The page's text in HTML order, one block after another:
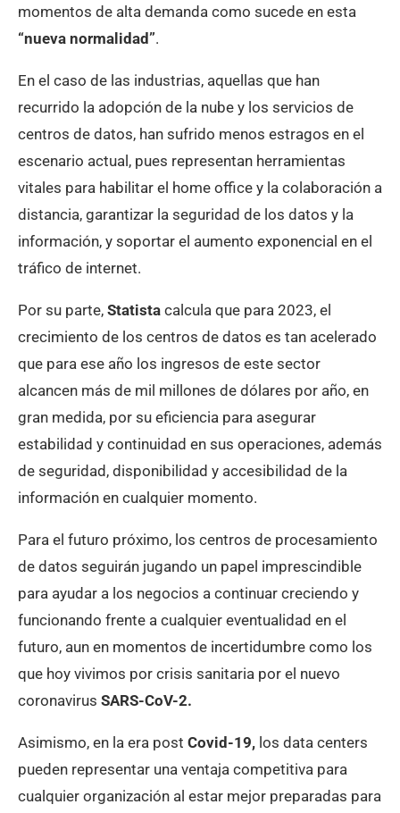
momentos de alta demanda como sucede en esta
“nueva normalidad”.
En el caso de las industrias, aquellas que han
recurrido la adopción de la nube y los servicios de
centros de datos, han sufrido menos estragos en el
escenario actual, pues representan herramientas
vitales para habilitar el home office y la colaboración a
distancia, garantizar la seguridad de los datos y la
información, y soportar el aumento exponencial en el
tráfico de internet.
Por su parte, Statista calcula que para 2023, el
crecimiento de los centros de datos es tan acelerado
que para ese año los ingresos de este sector
alcancen más de mil millones de dólares por año, en
gran medida, por su eficiencia para asegurar
estabilidad y continuidad en sus operaciones, además
de seguridad, disponibilidad y accesibilidad de la
información en cualquier momento.
Para el futuro próximo, los centros de procesamiento
de datos seguirán jugando un papel imprescindible
para ayudar a los negocios a continuar creciendo y
funcionando frente a cualquier eventualidad en el
futuro, aun en momentos de incertidumbre como los
que hoy vivimos por crisis sanitaria por el nuevo
coronavirus SARS-CoV-2.
Asimismo, en la era post Covid-19, los data centers
pueden representar una ventaja competitiva para
cualquier organización al estar mejor preparadas para